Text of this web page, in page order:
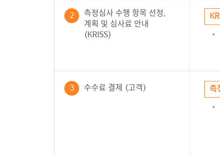
2
측정심사 수행 항목 선정,
계획 및 심사료 안내
(KRISS)
3 수수료 결제 (고객) 측